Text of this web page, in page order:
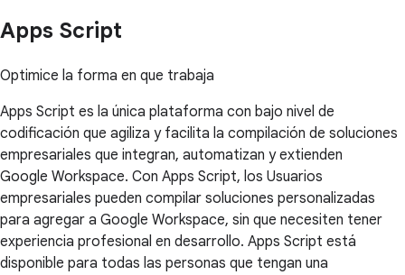
Apps Script
Optimice la forma en que trabaja
Apps Script es la única plataforma con bajo nivel de
codificación que agiliza y facilita la compilación de soluciones
empresariales que integran, automatizan y extienden
Google Workspace. Con Apps Script, los Usuarios
empresariales pueden compilar soluciones personalizadas
para agregar a Google Workspace, sin que necesiten tener
experiencia profesional en desarrollo. Apps Script está
disponible para todas las personas que tengan una